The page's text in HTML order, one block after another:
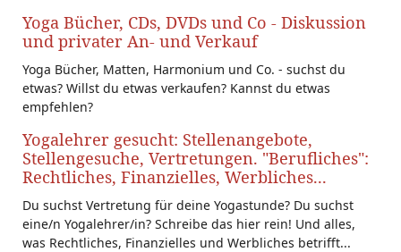
Yoga Bücher, CDs, DVDs und Co - Diskussion
und privater An- und Verkauf
Yoga Bücher, Matten, Harmonium und Co. - suchst du
etwas? Willst du etwas verkaufen? Kannst du etwas
empfehlen?
Yogalehrer gesucht: Stellenangebote,
Stellengesuche, Vertretungen. "Berufliches":
Rechtliches, Finanzielles, Werbliches...
Du suchst Vertretung für deine Yogastunde? Du suchst
eine/n Yogalehrer/in? Schreibe das hier rein! Und alles,
was Rechtliches, Finanzielles und Werbliches betrifft...